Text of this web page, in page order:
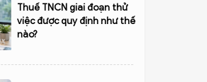
Thuế TNCN giai đoạn thử
việc được quy định như thế
nào?